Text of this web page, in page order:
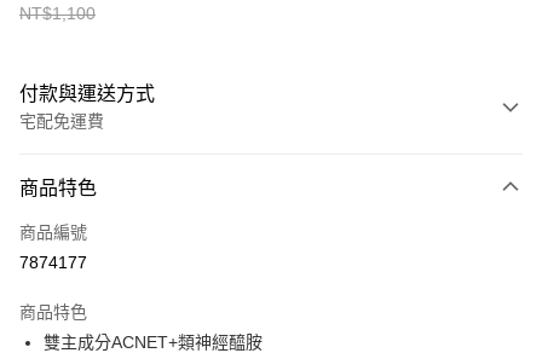
NT$1,100
付款與運送方式
宅配免運費
全家線上支付
運送方式
本島宅配-活動商品
免運費
商品特色
商品編號
7874177
商品特色
雙主成分ACNET+類神經醯胺